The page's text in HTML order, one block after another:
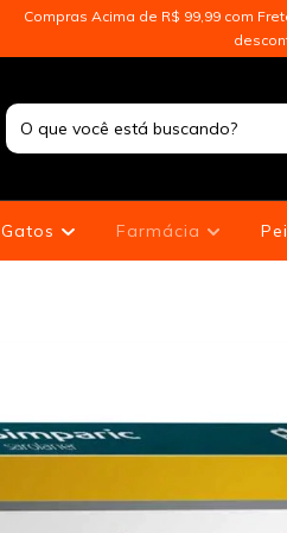
Compras Acima de R$ 99,99 com
Gatos Farmácia